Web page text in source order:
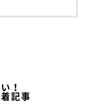
！
記事